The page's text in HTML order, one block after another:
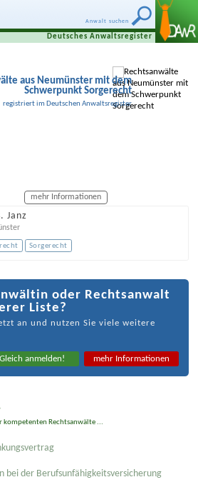
Anwalt suchen
Deutsches Anwaltsregister
aus Neumünster mit dem
Schwerpunkt Sorgerecht
registriert im Deutschen Anwaltsregister
mehr Informationen
Janz
Sorgerecht
oder Rechtsanwalt
Liste?
an und nutzen Sie viele weitere
Gleich anmelden! mehr Informationen
kompetenten Rechtsanwälte ...
bei der Berufsunfähigkeitsversicherung